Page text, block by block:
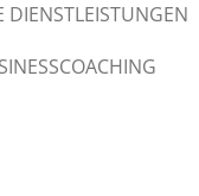
DIENSTLEISTUNGEN